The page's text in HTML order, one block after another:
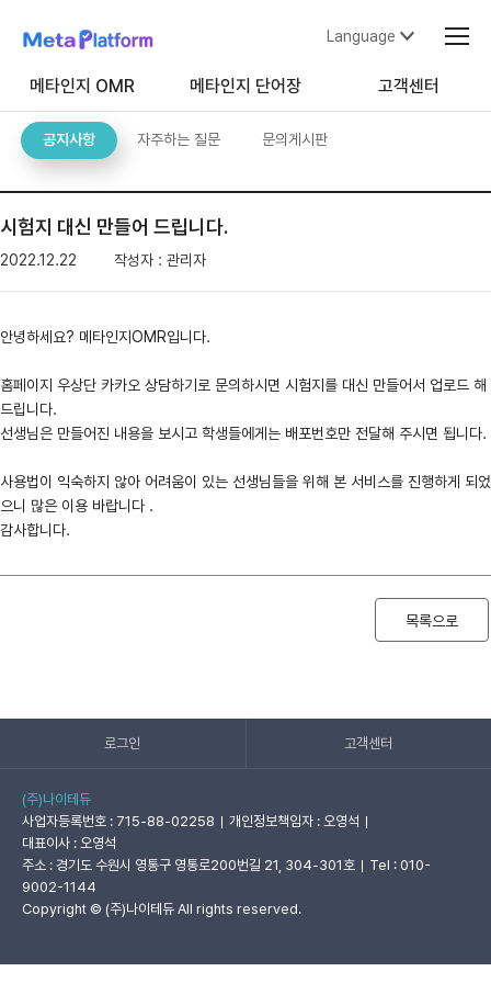
메타인지 OMR 메타인지 단어장 고객센터
Language
공지사항 자주하는 질문 문의게시판
시험지 대신 만들어 드립니다.
2022.12.22 작성자 : 관리자
안녕하세요? 메타인지OMR입니다.
홈페이지 우상단 카카오 상담하기로 문의하시면 시험지를 대신 만들어서 업로드 해
드립니다.
선생님은 만들어진 내용을 보시고 학생들에게는 배포번호만 전달해 주시면 됩니다.
사용법이 익숙하지 않아 어려움이 있는 선생님들을 위해 본 서비스를 진행하게 되었
으니 많은 이용 바랍니다 .
감사합니다.
목록으로
로그인 고객센터
(주)나이테듀
사업자등록번호 : 715-88-02258
개인정보책임자 : 오영석
대표이사 : 오영석
주소 : 경기도 수원시 영통구 영통로200번길 21, 304-301호
Tel : 010-
9002-1144
Copyright © (주)나이테듀 All rights reserved.